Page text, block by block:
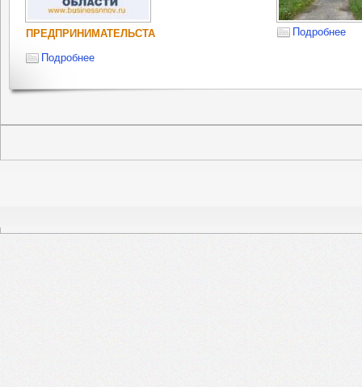
ПРЕДПРИНИМАТЕЛЬСТА
Подробнее
Подробнее